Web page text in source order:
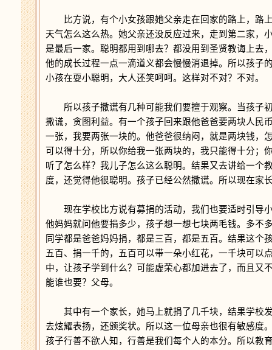
比方说，有个小女孩跟她父亲走在回家的路上，路
天气怎么这么热。她父亲还没反应过来，走到第二家，
是最后一家。聪明都用到哪去？都没用到圣贤教诲上去
他的成长过程一点一滴道义都会慢慢消退掉。所以孩子
小孩在耍小聪明，大人还笑呵呵。这样对不对？不对。
所以孩子撒谎有几种可能我们要擅于观察。当孩子
撒谎，贪图利益。有一个孩子回来跟他爸爸要两块人民
一张，我要两张一块的。他爸爸很纳闷，就是两块钱，
可以得十分，所以你给我一张两块的，我只能得十分；
听了怎么样？我儿子怎么这么聪明。结果又去讲给一个
度，还觉得他很聪明。孩子已经公然撒谎。所以现在家
现在学校比方说有募捐的活动，我们也要适时引导
他妈妈就问他要捐多少，孩子想一想七块两毛钱。多不
同学都是爸爸妈妈捐，都是三百，都是五百。结果这个
五百、捐一千的，五百可以带一朵小红花，一千块可以
中，让孩子学到什么？可能虚荣心都加进去了，而且又
能谁也要？父母。
其中有一个家长，她马上就捐了几千块，结果学校
去炫耀表扬，还颁奖状。所以这一位母亲也很有敏感度
孩子行善不欲人知，行善是我们每个人的本分。所以教